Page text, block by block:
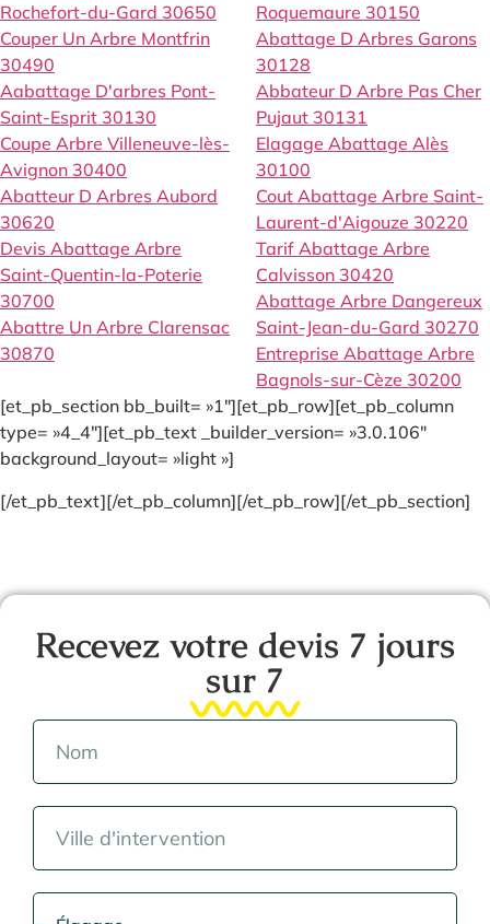
Rochefort-du-Gard 30650
Couper Un Arbre Montfrin
30490
Aabattage D'arbres Pont-
Saint-Esprit 30130
Coupe Arbre Villeneuve-lès-
Avignon 30400
Abatteur D Arbres Aubord
30620
Devis Abattage Arbre
Saint-Quentin-la-Poterie
30700
Abattre Un Arbre Clarensac
30870
Roquemaure 30150
Abattage D Arbres Garons
30128
Abbateur D Arbre Pas Cher
Pujaut 30131
Elagage Abattage Alès
30100
Cout Abattage Arbre Saint-
Laurent-d'Aigouze 30220
Tarif Abattage Arbre
Calvisson 30420
Abattage Arbre Dangereux
Saint-Jean-du-Gard 30270
Entreprise Abattage Arbre
Bagnols-sur-Cèze 30200
[et_pb_section bb_built= »1″][et_pb_row][et_pb_column
type= »4_4″][et_pb_text _builder_version= »3.0.106″
background_layout= »light »]
[/et_pb_text][/et_pb_column][/et_pb_row][/et_pb_section]
Recevez votre devis 7 jours
sur 7